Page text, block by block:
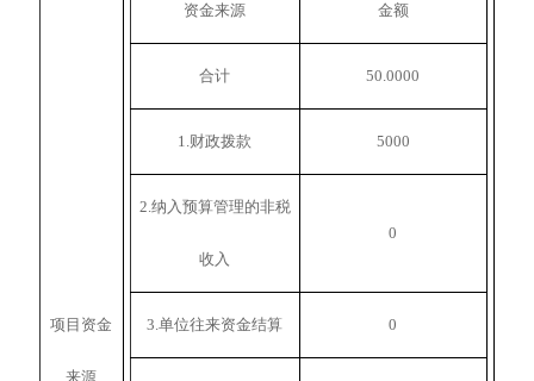
项目资金
来源
资金来源 金额
合计 50.0000
1.财政拨款 5000
2.纳入预算管理的非税
收入
0
3.单位往来资金结算 0